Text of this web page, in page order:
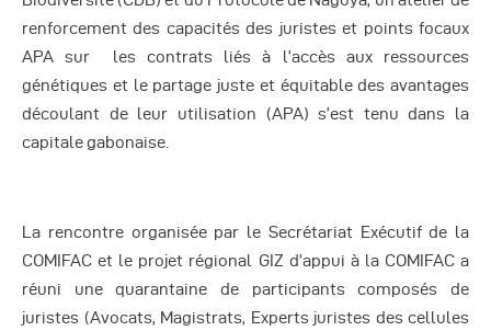
renforcement des capacités des juristes et points focaux
APA sur les contrats liés à l’accès aux ressources
génétiques et le partage juste et équitable des avantages
découlant de leur utilisation (APA) s’est tenu dans la
capitale gabonaise.
La rencontre organisée par le Secrétariat Exécutif de la
COMIFAC et le projet régional GIZ d’appui à la COMIFAC a
réuni une quarantaine de participants composés de
juristes (Avocats, Magistrats, Experts juristes des cellules